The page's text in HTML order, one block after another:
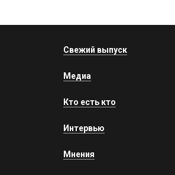
Свежий выпуск
Медиа
Кто есть кто
Интервью
Мнения